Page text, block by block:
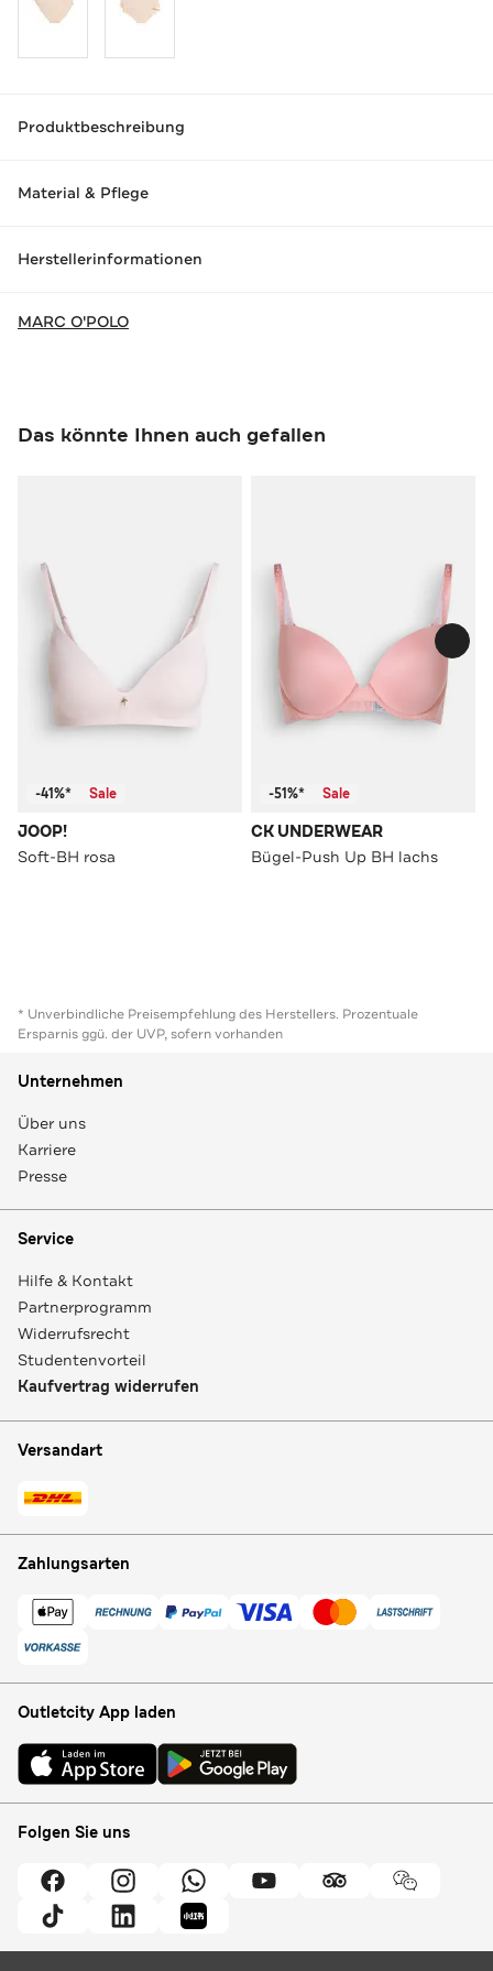
Produktbeschreibung
Material & Pflege
Herstellerinformationen
MARC O'POLO
Das könnte Ihnen auch gefallen
-41%* Sale
JOOP!
Soft-BH rosa
-51%* Sale
CK UNDERWEAR
Bügel-Push Up BH lachs
* Unverbindliche Preisempfehlung des Herstellers. Prozentuale
Ersparnis ggü. der UVP, sofern vorhanden
Unternehmen
Über uns
Karriere
Presse
Service
Hilfe & Kontakt
Partnerprogramm
Widerrufsrecht
Studentenvorteil
Kaufvertrag widerrufen
Versandart
Zahlungsarten
Outletcity App laden
Folgen Sie uns